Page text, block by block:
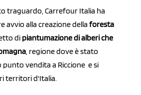
traguardo, Carrefour Italia ha
avvio alla creazione della foresta
di piantumazione di alberi che
, regione dove è stato
punto vendita a Riccione e si
territori d'Italia.